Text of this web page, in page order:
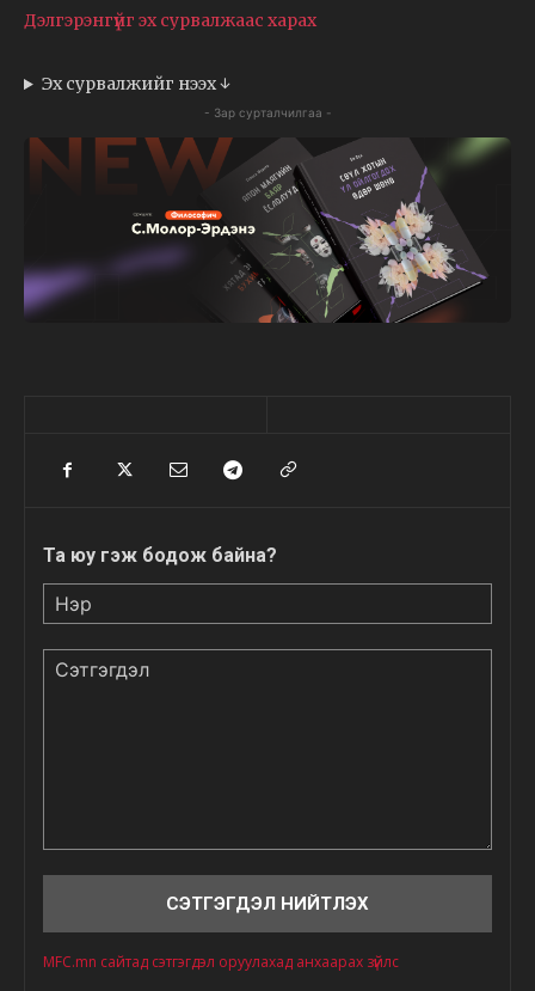
Дэлгэрэнгүйг эх сурвалжаас харах
Эх сурвалжийг нээх ↓
- Зар сурталчилгаа -
Та юу гэж бодож байна?
MFC.mn сайтад сэтгэгдэл оруулахад анхаарах зүйлс